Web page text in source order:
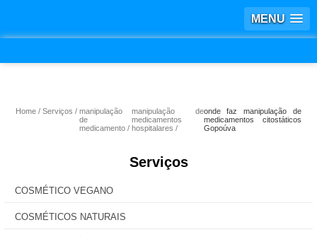
MENU
Home Serviços
manipulação
de
medicamento
manipulação de
medicamentos
hospitalares
onde faz manipulação de
medicamentos citostáticos
Gopoúva
Serviços
COSMÉTICO VEGANO
COSMÉTICOS NATURAIS